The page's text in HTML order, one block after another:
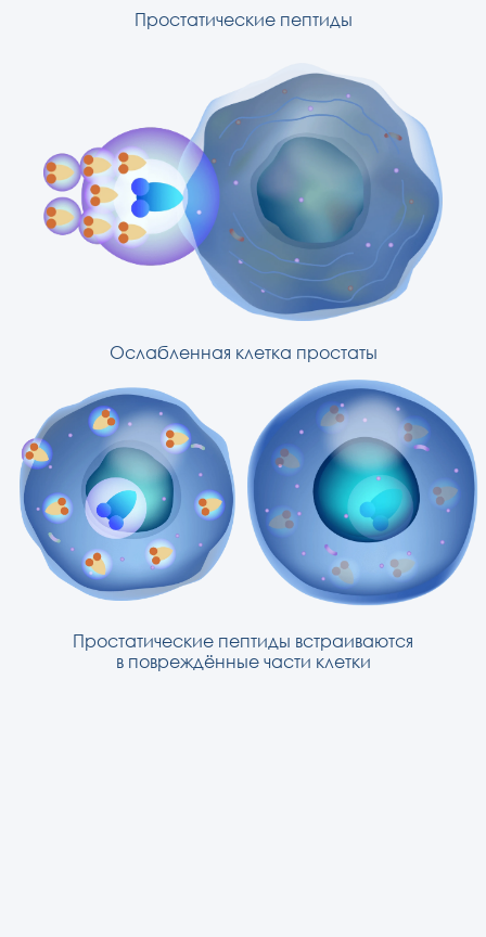
Простатические пептиды
Ослабленная клетка простаты
Простатические пептиды встраиваются
в повреждённые части клетки